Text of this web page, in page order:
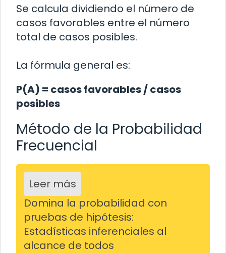
Se calcula dividiendo el número de
casos favorables entre el número
total de casos posibles.
La fórmula general es:
P(A) = casos favorables / casos
posibles
Método de la Probabilidad
Frecuencial
Leer más
Domina la probabilidad con
pruebas de hipótesis:
Estadísticas inferenciales al
alcance de todos